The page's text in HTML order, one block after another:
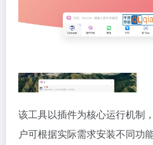
该工具以插件为核心运行机制
户可根据实际需求安装不同功